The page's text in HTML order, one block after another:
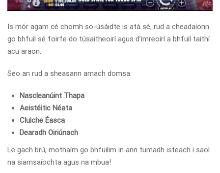
Is mór agam cé chomh so-úsáidte is atá sé, rud a cheadaíonn
go bhfuil sé foirfe do túsaitheoirí agus d’imreoirí a bhfuil taithí
acu araon.
Seo an rud a sheasann amach domsa:
Nascleanúint Thapa
Aeistéitic Néata
Cluiche Éasca
Dearadh Oiriúnach
Le gach brú, mothaím go bhfuilim in ann tumadh isteach i saol
na siamsaíochta agus na mbua!